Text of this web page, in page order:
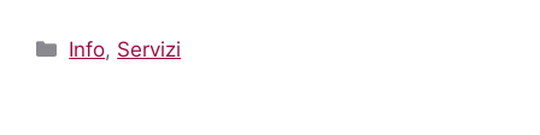
Info, Servizi